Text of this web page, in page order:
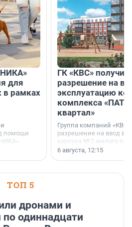
для
рамках
помощи
ГК «КВС»
разрешение на
эксплуатацию
комплекса
квартал»
Группа компаний
разрешение на ввод в
корпуса № 2 жилого
Уютный квартал»,
6 августа, 12:15
ТОП 5
дронами и
по одиннадцати